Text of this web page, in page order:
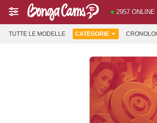
2957 ONLINE
TUTTE LE MODELLE CATEGORIE